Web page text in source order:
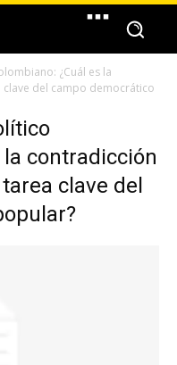
¿Cuál es la
clave del campo democrático
contradicción
clave del